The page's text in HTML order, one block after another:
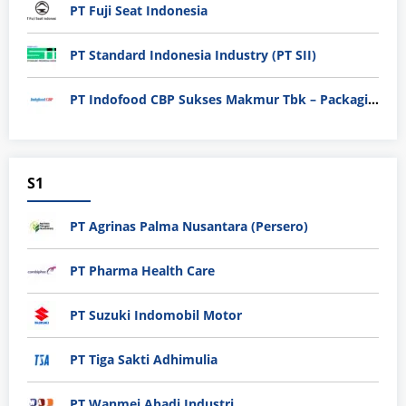
PT Fuji Seat Indonesia
PT Standard Indonesia Industry (PT SII)
PT Indofood CBP Sukses Makmur Tbk – Packaging Division
S1
PT Agrinas Palma Nusantara (Persero)
PT Pharma Health Care
PT Suzuki Indomobil Motor
PT Tiga Sakti Adhimulia